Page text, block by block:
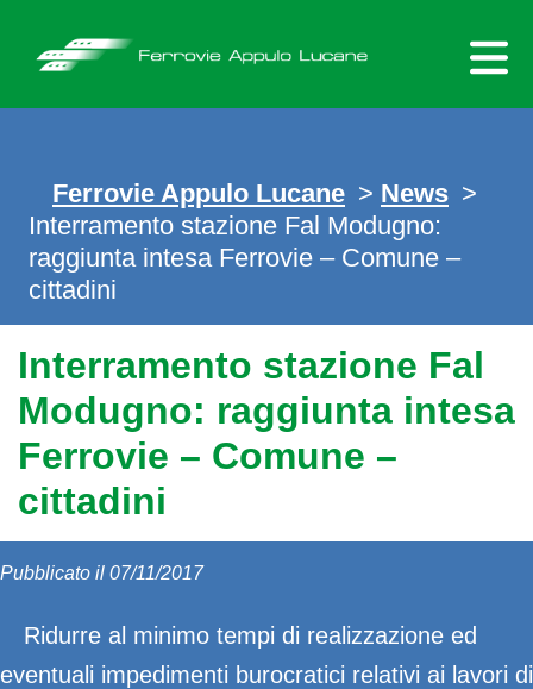
content
Ferrovie Appulo Lucane > News >
Interramento stazione Fal Modugno:
raggiunta intesa Ferrovie – Comune –
cittadini
Interramento stazione Fal
Modugno: raggiunta intesa
Ferrovie – Comune –
cittadini
Pubblicato il 07/11/2017
Ridurre al minimo tempi di realizzazione ed
eventuali impedimenti burocratici relativi ai lavori di